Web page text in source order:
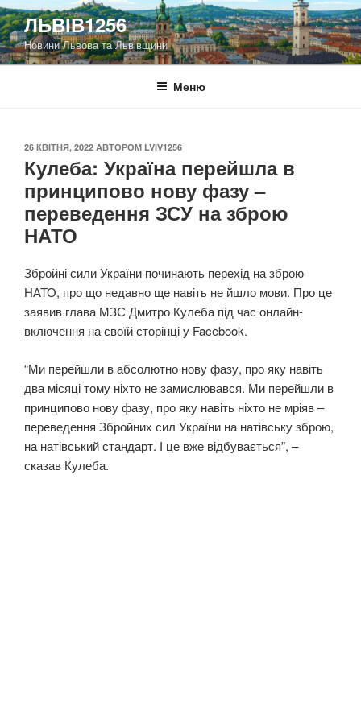
Перейти
до
вмісту
ЛЬВІВ1256
Новини Львова та Львівщини
Меню
ОПУБЛІКОВАНО
26 КВІТНЯ, 2022 АВТОРОМ LVIV1256
Кулеба: Україна перейшла в
принципово нову фазу –
переведення ЗСУ на зброю
НАТО
Збройні сили України починають перехід на зброю
НАТО, про що недавно ще навіть не йшло мови. Про це
заявив глава МЗС Дмитро Кулеба під час онлайн-
включення на своїй сторінці у Facebook.
“Ми перейшли в абсолютно нову фазу, про яку навіть
два місяці тому ніхто не замислювався. Ми перейшли в
принципово нову фазу, про яку навіть ніхто не мріяв –
переведення Збройних сил України на натівську зброю,
на натівський стандарт. І це вже відбувається”, –
сказав Кулеба.